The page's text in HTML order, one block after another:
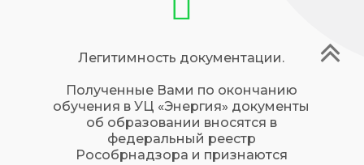
Легитимность документации.
Полученные Вами по окончанию
обучения в УЦ «Энергия» документы
об образовании вносятся в
федеральный реестр
Рособрнадзора и признаются